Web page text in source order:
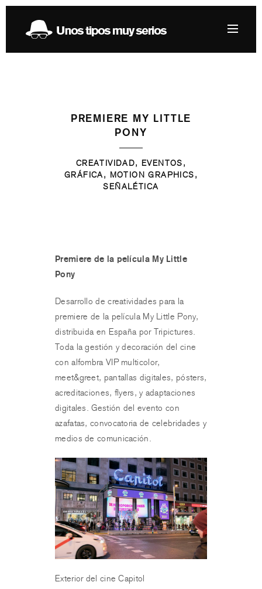
PREMIERE MY LITTLE
PONY
CREATIVIDAD, EVENTOS,
GRÁFICA, MOTION GRAPHICS,
SEÑALÉTICA
Premiere de la película My Little
Pony
Desarrollo de creatividades para la
premiere de la película My Little Pony,
distribuida en España por Tripictures.
Toda la gestión y decoración del cine
con alfombra VIP multicolor,
meet&greet, pantallas digitales, pósters,
acreditaciones, flyers, y adaptaciones
digitales. Gestión del evento con
azafatas, convocatoria de celebridades y
medios de comunicación.
Exterior del cine Capitol